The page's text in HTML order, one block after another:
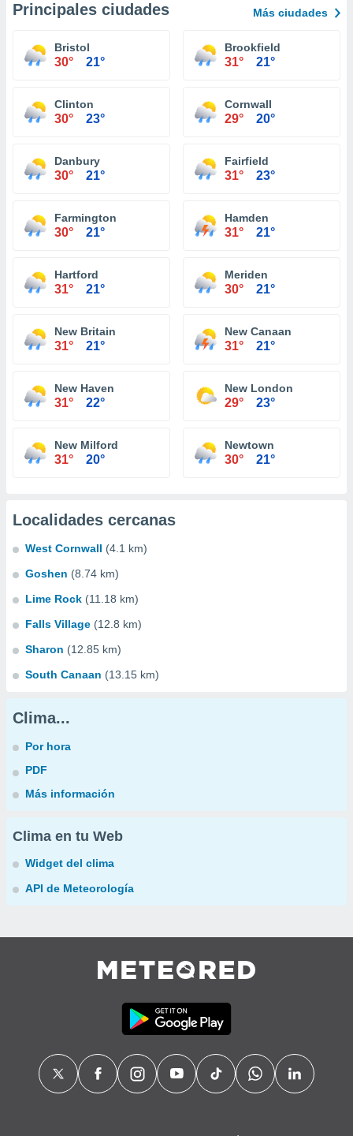
Principales ciudades Más ciudades
Bristol
30° 21°
Brookfield
31° 21°
Clinton
30° 23°
Cornwall
29° 20°
Danbury
30° 21°
Fairfield
31° 23°
Farmington
30° 21°
Hamden
31° 21°
Hartford
31° 21°
Meriden
30° 21°
New Britain
31° 21°
New Canaan
31° 21°
New Haven
31° 22°
New London
29° 23°
New Milford
31° 20°
Newtown
30° 21°
Localidades cercanas
West Cornwall (4.1 km)
Goshen (8.74 km)
Lime Rock (11.18 km)
Falls Village (12.8 km)
Sharon (12.85 km)
South Canaan (13.15 km)
Clima...
Por hora
PDF
Más información
Clima en tu Web
Widget del clima
API de Meteorología